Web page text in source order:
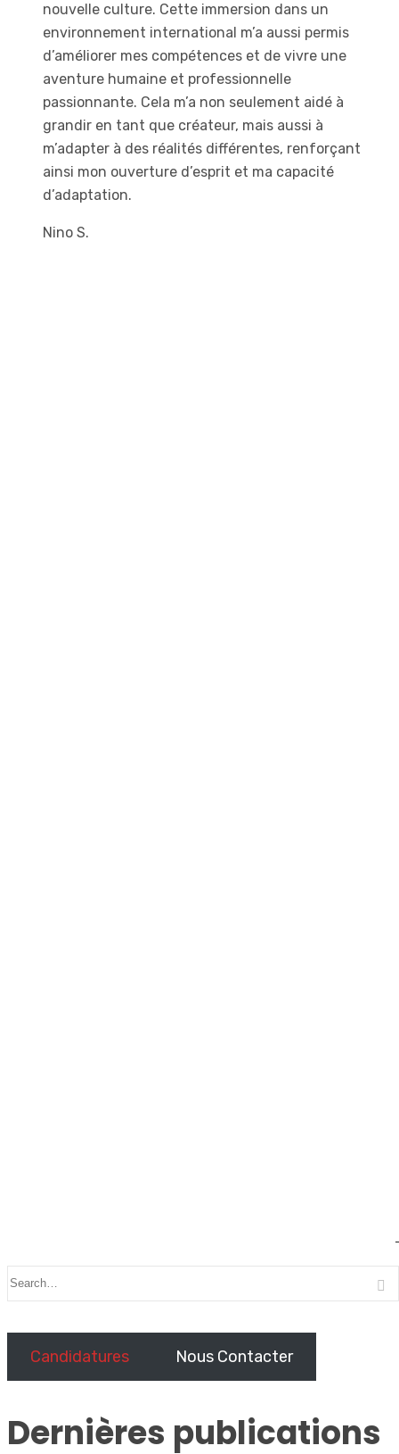
nouvelle culture. Cette immersion dans un
environnement international m’a aussi permis
d’améliorer mes compétences et de vivre une
aventure humaine et professionnelle
passionnante. Cela m’a non seulement aidé à
grandir en tant que créateur, mais aussi à
m’adapter à des réalités différentes, renforçant
ainsi mon ouverture d’esprit et ma capacité
d’adaptation.
Nino S.
Candidatures Nous Contacter
Dernières publications